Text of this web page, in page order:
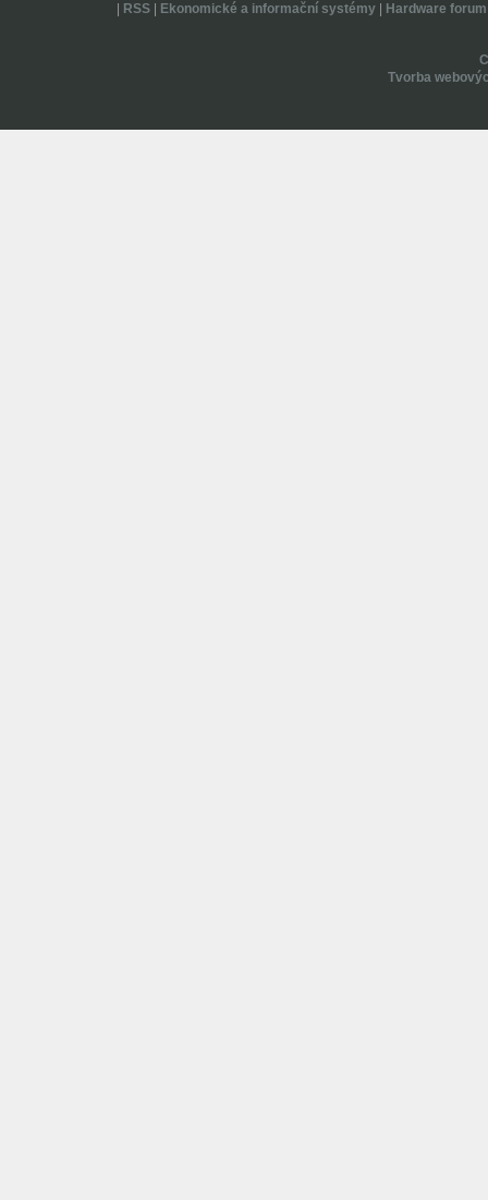
RSS| Ekonomické a informační systémy| Hardware forum
Tvorba